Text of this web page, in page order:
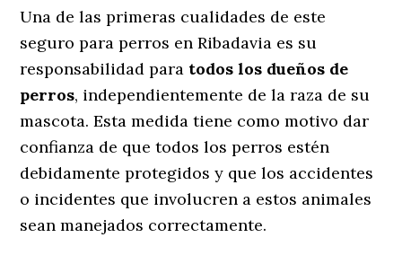
Una de las primeras cualidades de este
seguro para perros en Ribadavia es su
responsabilidad para todos los dueños de
perros, independientemente de la raza de su
mascota. Esta medida tiene como motivo dar
confianza de que todos los perros estén
debidamente protegidos y que los accidentes
o incidentes que involucren a estos animales
sean manejados correctamente.